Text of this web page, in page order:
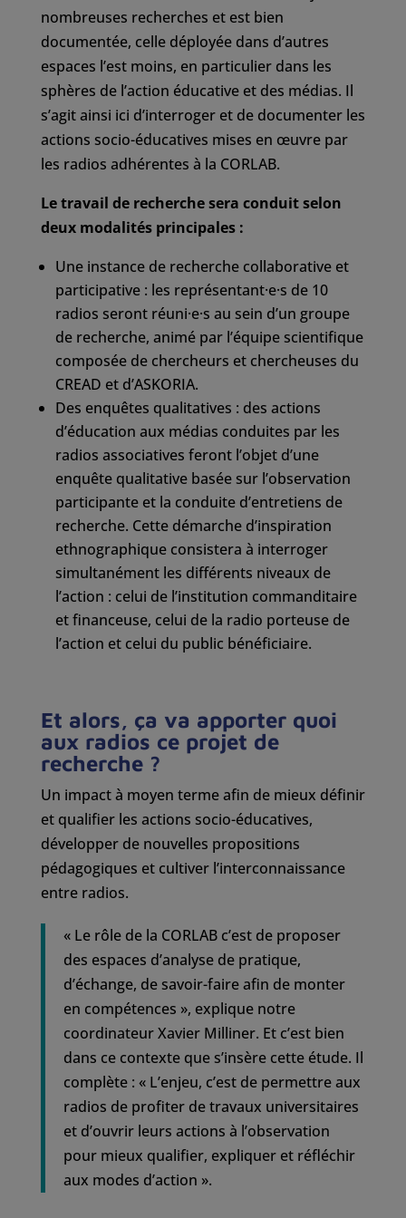
nombreuses recherches et est bien
documentée, celle déployée dans d’autres
espaces l’est moins, en particulier dans les
sphères de l’action éducative et des médias. Il
s’agit ainsi ici d’interroger et de documenter les
actions socio-éducatives mises en œuvre par
les radios adhérentes à la CORLAB.
Le travail de recherche sera conduit selon
deux modalités principales :
Une instance de recherche collaborative et
participative : les représentant·e·s de 10
radios seront réuni·e·s au sein d’un groupe
de recherche, animé par l’équipe scientifique
composée de chercheurs et chercheuses du
CREAD et d’ASKORIA.
Des enquêtes qualitatives : des actions
d’éducation aux médias conduites par les
radios associatives feront l’objet d’une
enquête qualitative basée sur l’observation
participante et la conduite d’entretiens de
recherche. Cette démarche d’inspiration
ethnographique consistera à interroger
simultanément les différents niveaux de
l’action : celui de l’institution commanditaire
et financeuse, celui de la radio porteuse de
l’action et celui du public bénéficiaire.
Et alors, ça va apporter quoi
aux radios ce projet de
recherche ?
Un impact à moyen terme afin de mieux définir
et qualifier les actions socio-éducatives,
développer de nouvelles propositions
pédagogiques et cultiver l’interconnaissance
entre radios.
« Le rôle de la CORLAB c’est de proposer
des espaces d’analyse de pratique,
d’échange, de savoir-faire afin de monter
en compétences », explique notre
coordinateur Xavier Milliner. Et c’est bien
dans ce contexte que s’insère cette étude. Il
complète : « L’enjeu, c’est de permettre aux
radios de profiter de travaux universitaires
et d’ouvrir leurs actions à l’observation
pour mieux qualifier, expliquer et réfléchir
aux modes d’action ».